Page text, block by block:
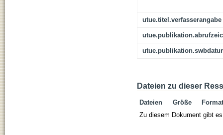
utue.titel.verfasserangabe
Dateien zu dieser
Dateien Größe
Format
Zu diesem Dokument gibt